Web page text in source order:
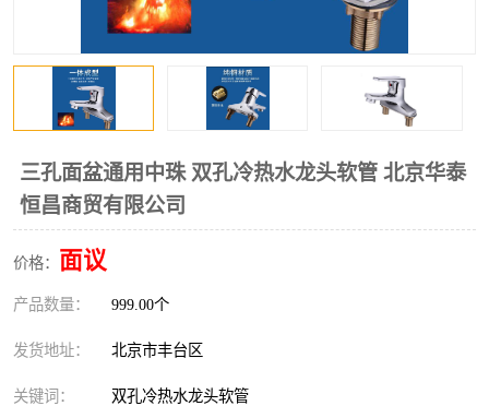
三孔面盆通用中珠 双孔冷热水龙头软管 北京华泰
恒昌商贸有限公司
价格： 面议
产品数量： 999.00个
发货地址： 北京市丰台区
关键词： 双孔冷热水龙头软管